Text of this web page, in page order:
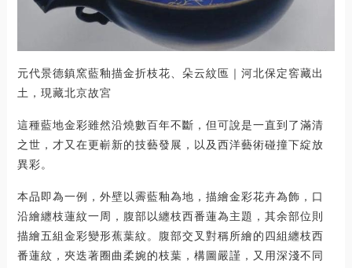
元代景德鎮窯藍釉描金折枝花、朵云紋匜｜河北保定窖藏出
土，現藏北京故宮
這種藍地金彩雖然沿燒數百年不斷，但可說是一直到了滿清
之世，才又在更嶄新的技藝發展，以及西洋藝術碰撞下綻放
異彩。
本品即為一例，外壁以霽藍釉為地，描繪金彩花卉為飾，口
沿繪纏枝蓮紋一周，腹部以纏枝西番蓮為主題，其余部位則
描繪五組金彩變形蕉葉紋。腹部交叉對稱所繪的四組纏枝西
番蓮紋，夾迭著圈曲柔婉的枝葉，構圖嚴謹，又用深淺不同